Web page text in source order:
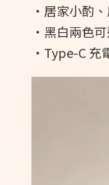
・居家小酌
・黑白兩色
・Type-C 充